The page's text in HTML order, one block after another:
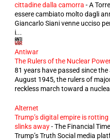
cittadine dalla camorra -A
essere cambiato molto dagli
Giancarlo Siani venne ucciso
i...
Antiwar
The Rulers of the Nuclear
81 years have passed since
August 1945, the rulers of
reckless march toward a
Alternet
Trump’s digital empire is
slinks away-The Financial
Trump’s Truth Social media